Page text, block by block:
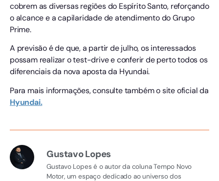
cobrem as diversas regiões do Espírito Santo, reforçando
o alcance e a capilaridade de atendimento do Grupo
Prime.
A previsão é de que, a partir de julho, os interessados
possam realizar o test-drive e conferir de perto todos os
diferenciais da nova aposta da Hyundai.
Para mais informações, consulte também o site oficial da
Hyundai.
Gustavo Lopes
Gustavo Lopes é o autor da coluna Tempo Novo
Motor, um espaço dedicado ao universo dos